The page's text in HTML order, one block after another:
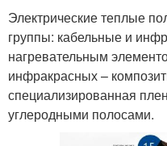
Электрические теплые
группы: кабельные и
нагревательным
инфракрасных –
специализированная
углеродными полосами.